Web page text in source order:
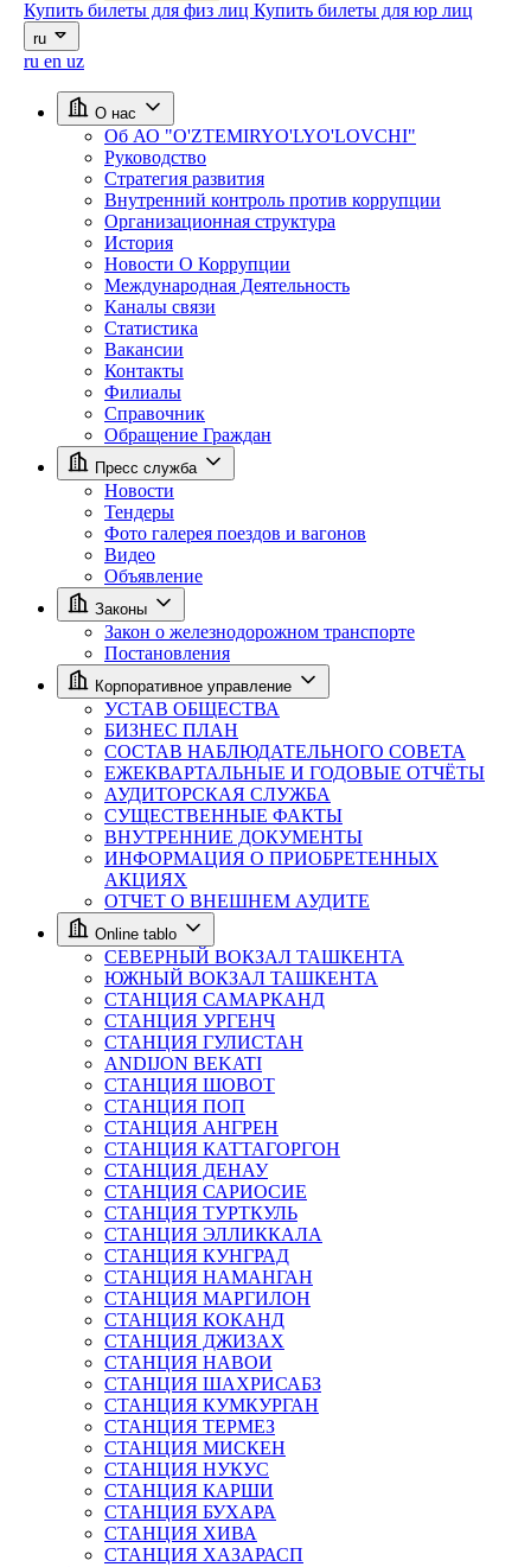
Купить билеты для физ лиц Купить билеты для юр лиц
ru
ru en uz
О нас
Об АО "O'ZTEMIRYO'LYO'LOVCHI"
Руководство
Стратегия развития
Внутренний контроль против коррупции
Организационная структура
История
Новости О Коррупции
Международная Деятельность
Каналы связи
Статистика
Вакансии
Контакты
Филиалы
Справочник
Обращение Граждан
Пресс служба
Новости
Тендеры
Фото галерея поездов и вагонов
Видео
Объявление
Законы
Закон о железнодорожном транспорте
Постановления
Корпоративное управление
УСТАВ ОБЩЕСТВА
БИЗНЕС ПЛАН
СОСТАВ НАБЛЮДАТЕЛЬНОГО СОВЕТА
ЕЖЕКВАРТАЛЬНЫЕ И ГОДОВЫЕ ОТЧЁТЫ
АУДИТОРСКАЯ СЛУЖБА
СУЩЕСТВЕННЫЕ ФАКТЫ
ВНУТРЕННИЕ ДОКУМЕНТЫ
ИНФОРМАЦИЯ О ПРИОБРЕТЕННЫХ
АКЦИЯХ
ОТЧЕТ О ВНЕШНЕМ АУДИТЕ
Online tablo
СЕВЕРНЫЙ ВОКЗАЛ ТАШКЕНТА
ЮЖНЫЙ ВОКЗАЛ ТАШКЕНТА
СТАНЦИЯ САМАРКАНД
СТАНЦИЯ УРГЕНЧ
СТАНЦИЯ ГУЛИСТАН
ANDIJON BEKATI
СТАНЦИЯ ШОВОТ
СТАНЦИЯ ПОП
СТАНЦИЯ АНГРЕН
СТАНЦИЯ КАТТАГОРГОН
СТАНЦИЯ ДЕНАУ
СТАНЦИЯ САРИОСИЕ
СТАНЦИЯ ТУРТКУЛЬ
СТАНЦИЯ ЭЛЛИККАЛА
СТАНЦИЯ КУНГРАД
СТАНЦИЯ НАМАНГАН
СТАНЦИЯ МАРГИЛОН
СТАНЦИЯ КОКАНД
СТАНЦИЯ ДЖИЗАХ
СТАНЦИЯ НАВОИ
СТАНЦИЯ ШАХРИСАБЗ
СТАНЦИЯ КУМКУРГАН
СТАНЦИЯ ТЕРМЕЗ
СТАНЦИЯ МИСКЕН
СТАНЦИЯ НУКУС
СТАНЦИЯ КАРШИ
СТАНЦИЯ БУХАРА
СТАНЦИЯ ХИВА
СТАНЦИЯ ХАЗАРАСП